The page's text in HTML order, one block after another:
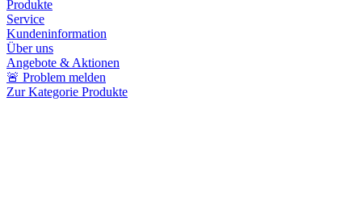
Produkte
Service
Kundeninformation
Über uns
Angebote & Aktionen
🚨 Problem melden
Zur Kategorie Produkte